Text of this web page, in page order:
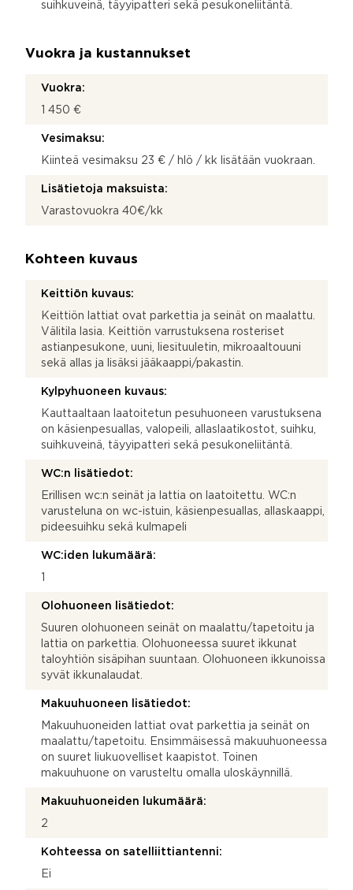
suihkuveinä, täyyipatteri sekä pesukoneliitäntä.
Vuokra ja kustannukset
Vuokra:
1 450 €
Vesimaksu:
Kiinteä vesimaksu 23 € / hlö / kk lisätään vuokraan.
Lisätietoja maksuista:
Varastovuokra 40€/kk
Kohteen kuvaus
Keittiön kuvaus:
Keittiön lattiat ovat parkettia ja seinät on maalattu.
Välitila lasia. Keittiön varrustuksena rosteriset
astianpesukone, uuni, liesituuletin, mikroaaltouuni
sekä allas ja lisäksi jääkaappi/pakastin.
Kylpyhuoneen kuvaus:
Kauttaaltaan laatoitetun pesuhuoneen varustuksena
on käsienpesuallas, valopeili, allaslaatikostot, suihku,
suihkuveinä, täyyipatteri sekä pesukoneliitäntä.
WC:n lisätiedot:
Erillisen wc:n seinät ja lattia on laatoitettu. WC:n
varusteluna on wc-istuin, käsienpesuallas, allaskaappi,
pideesuihku sekä kulmapeli
WC:iden lukumäärä:
Olohuoneen lisätiedot:
Suuren olohuoneen seinät on maalattu/tapetoitu ja
lattia on parkettia. Olohuoneessa suuret ikkunat
taloyhtiön sisäpihan suuntaan. Olohuoneen ikkunoissa
syvät ikkunalaudat.
Makuuhuoneen lisätiedot:
Makuuhuoneiden lattiat ovat parkettia ja seinät on
maalattu/tapetoitu. Ensimmäisessä makuuhuoneessa
on suuret liukuovelliset kaapistot. Toinen
makuuhuone on varusteltu omalla uloskäynnillä.
Makuuhuoneiden lukumäärä:
2
Kohteessa on satelliittiantenni:
Ei